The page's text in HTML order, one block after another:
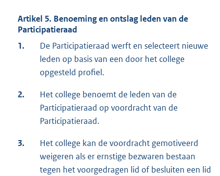
Artikel 5. Benoeming en ontslag leden van de
Participatieraad
1.
De Participatieraad werft en selecteert nieuwe
leden op basis van een door het college
opgesteld profiel.
2.
Het college benoemt de leden van de
Participatieraad op voordracht van de
Participatieraad.
3.
Het college kan de voordracht gemotiveerd
weigeren als er ernstige bezwaren bestaan
tegen het voorgedragen lid of besluiten een lid